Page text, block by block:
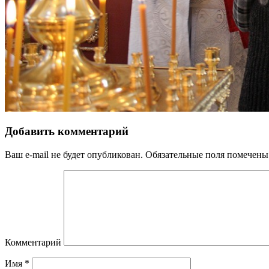
Добавить комментарий
Ваш e-mail не будет опубликован. Обязательные поля
Комментарий
Имя *